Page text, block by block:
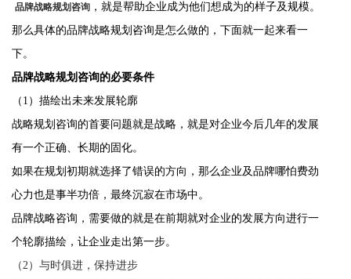
品牌战略规划咨询，就是帮助企业成为他们想成为的样子及规模。
那么具体的品牌战略规划咨询是怎么做的，下面就一起来看一
下。
品牌战略规划咨询的必要条件
（1）描绘出未来发展轮廓
战略规划咨询的首要问题就是战略，就是对企业今后几年的发展
有一个正确、长期的固化。
如果在规划初期就选择了错误的方向，那么企业及品牌哪怕费劲
心力也是事半功倍，最终沉寂在市场中。
品牌战略咨询，需要做的就是在前期就对企业的发展方向进行一
个轮廓描绘，让企业走出第一步。
（2）与时俱进，保持进步